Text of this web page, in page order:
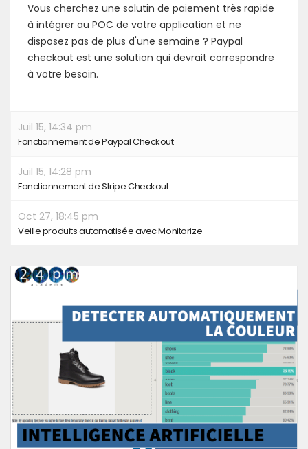
Vous cherchez une solutin de paiement très rapide
à intégrer au POC de votre application et ne
disposez pas de plus d'une semaine ? Paypal
checkout est une solution qui devrait correspondre
à votre besoin.
Juil 15, 14:34 pm
Fonctionnement de Paypal Checkout
Juil 15, 14:28 pm
Fonctionnement de Stripe Checkout
Oct 27, 18:45 pm
Veille produits automatisée avec Monitorize